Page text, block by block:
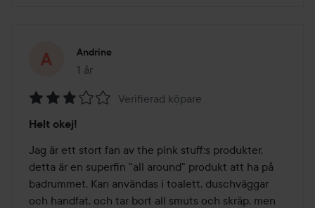
Andrine
1 år
Inlägget skapades 1 år
3
av
5
Verifierad köpare
Helt okej!
Jag är ett stort fan av the pink stuff:s produkter,
detta är en superfin "all around" produkt att ha på
badrummet. Kan användas i toalett, duschväggar
och handfat, och tar bort all smuts och skräp, men